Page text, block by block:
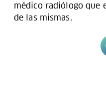
médico radiólogo que
de las mismas.